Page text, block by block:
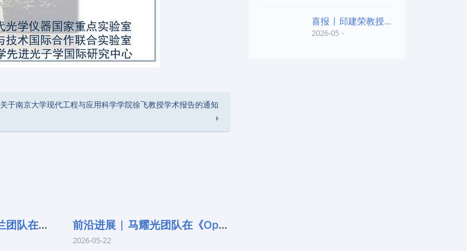
关于南京大学现代工程与应用科学学院徐飞教授学术报告的通知
前沿进展 | 刘东、吴兰团队在《Remo 前沿进展 | 马耀光团队在《Optica
2026-05-22
喜报 | 邱建荣教授团
队研究成果入选20
2026-05